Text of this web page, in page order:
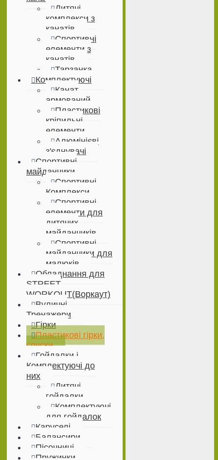
Дитячі
комплекси з
канатів
Спортивні
елементи з
канатів
Тарзанка
Комплектуючі
Канат
армований
Пластикові
кріпильні
елементи
Алюмінієві
з'єднувачі
Спортивні
майданчики
Спортивні
Комплекси
Спортивні
елементи для
дитячих
майданчиків
Спортивні
майданчики для
малюків
Обладнання для
STREET
WORKOUT(Воркаут)
Вуличні
Тренажери
Гірки
Пластикові гірки,
спуски
Гойдалки і
Комплектуючі до
них
Дитячі
гойдалки
Комплектуючі
для гойдалок
Каруселі
Балансири
Пісочниці
Пружинки